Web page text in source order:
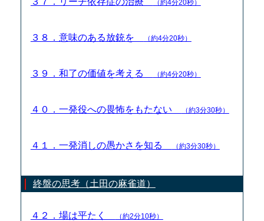
（約4分20秒）
３８．意味のある放銃を （約4分20秒）
３９．和了の価値を考える （約4分20秒）
４０．一発役への畏怖をもたない （約3分30秒）
４１．一発消しの愚かさを知る （約3分30秒）
終盤の思考（土田の麻雀道）
４２．場は平たく （約2分10秒）